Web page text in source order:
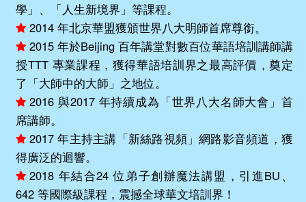
學」、「人生新境界」等課程。
2014 年北京華盟獲頒世界八大明師首席尊銜。
2015 年於Beijing 百年講堂對數百位華語培訓講師講
授TTT 專業課程，獲得華語培訓界之最高評價，奠定
了「大師中的大師」之地位。
2016 與2017 年持續成為「世界八大名師大會」首
席講師。
2017 年主持主講「新絲路視頻」網路影音頻道，獲
得廣泛的迴響。
2018 年結合24 位弟子創辦魔法講盟，引進BU、
642 等國際級課程，震撼全球華文培訓界！